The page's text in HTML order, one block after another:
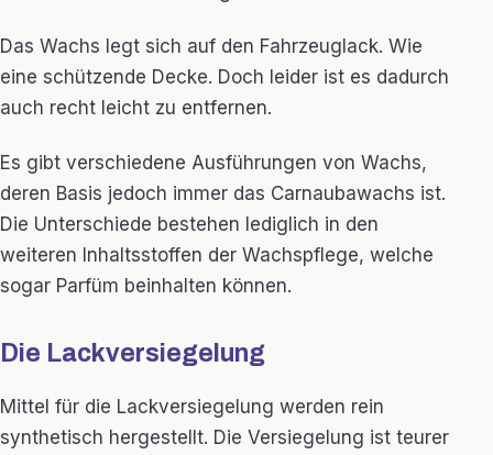
Das Wachs legt sich auf den Fahrzeuglack. Wie
eine schützende Decke. Doch leider ist es dadurch
auch recht leicht zu entfernen.
Es gibt verschiedene Ausführungen von Wachs,
deren Basis jedoch immer das Carnaubawachs ist.
Die Unterschiede bestehen lediglich in den
weiteren Inhaltsstoffen der Wachspflege, welche
sogar Parfüm beinhalten können.
Die Lackversiegelung
Mittel für die Lackversiegelung werden rein
synthetisch hergestellt. Die Versiegelung ist teurer